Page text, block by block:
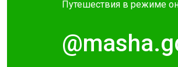
Путешествия в режиме